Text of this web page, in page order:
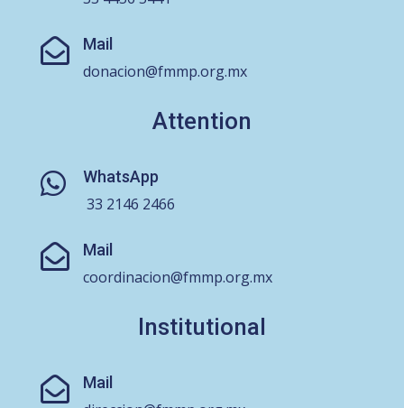
 Mail
donacion@fmmp.org.mx
Attention
 WhatsApp
33 2146 2466
 Mail
coordinacion@fmmp.org.mx
Institutional
 Mail